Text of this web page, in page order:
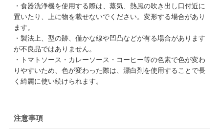
・食器洗浄機を使用する際は、蒸気、熱風の吹き出し口付近に
置いたり、上に物を載せないでください。変形する場合があり
ます。
・製法上、型の跡、僅かな線や凹凸などが有る場合があります
が不良品ではありません。
・トマトソース・カレーソース・コーヒー等の色素で色が変わ
りやすいため、色が変わった際は、漂白剤を使用することで長
く綺麗に使い続けられます。
注意事項